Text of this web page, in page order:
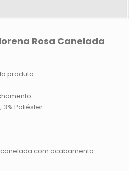
Rosa Canelada
produto:
Poliéster
com acabamento